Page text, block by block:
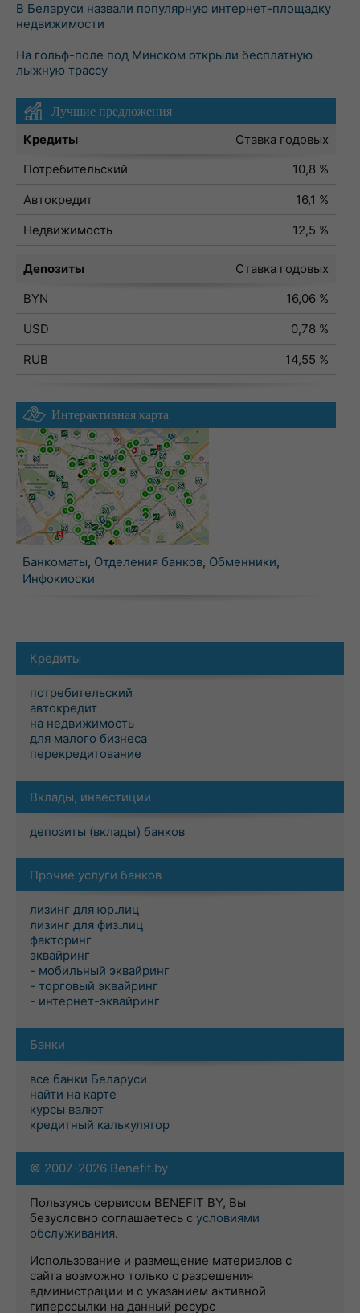
В Беларуси назвали популярную интернет-площадку
недвижимости
На гольф-поле под Минском открыли бесплатную
лыжную трассу
Лучшие предложения
Кредиты
Ставка годовых
Потребительский
10,8 %
Автокредит
16,1 %
Недвижимость
12,5 %
Депозиты
Ставка годовых
BYN
16,06 %
USD
0,78 %
RUB
14,55 %
Интерактивная карта
Банкоматы, Отделения банков, Обменники,
Инфокиоски
Кредиты
потребительский
автокредит
на недвижимость
для малого бизнеса
перекредитование
Вклады, инвестиции
депозиты (вклады) банков
Прочие услуги банков
лизинг для юр.лиц
лизинг для физ.лиц
факторинг
эквайринг
- мобильный эквайринг
- торговый эквайринг
- интернет-эквайринг
Банки
все банки Беларуси
найти на карте
курсы валют
кредитный калькулятор
© 2007-2026 Benefit.by
Пользуясь сервисом BENEFIT BY, Вы
безусловно соглашаетесь с условиями
обслуживания.
Использование и размещение материалов с
сайта возможно только с разрешения
администрации и с указанием активной
гиперссылки на данный ресурс